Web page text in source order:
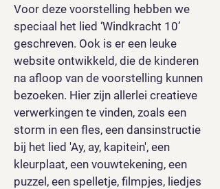
Voor deze voorstelling hebben we
speciaal het lied ‘Windkracht 10’
geschreven. Ook is er een leuke
website ontwikkeld, die de kinderen
na afloop van de voorstelling kunnen
bezoeken. Hier zijn allerlei creatieve
verwerkingen te vinden, zoals een
storm in een fles, een dansinstructie
bij het lied 'Ay, ay, kapitein', een
kleurplaat, een vouwtekening, een
puzzel, een spelletje, filmpjes, liedjes